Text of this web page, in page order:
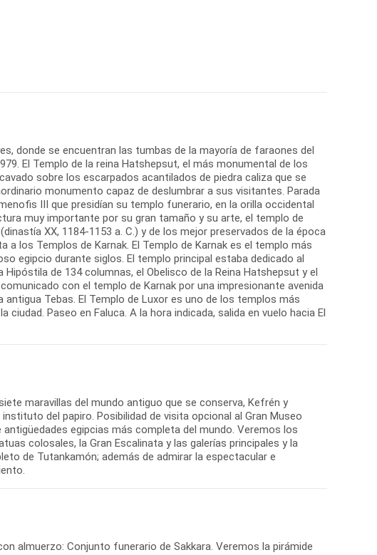
donde se encuentran las tumbas de la mayoría de faraones del
El Templo de la reina Hatshepsut, el más monumental de los
sobre los escarpados acantilados de piedra caliza que se
monumento capaz de deslumbrar a sus visitantes. Parada
III que presidían su templo funerario, en la orilla occidental
muy importante por su gran tamaño y su arte, el templo de
XX, 1184-1153 a. C.) y de los mejor preservados de la época
los Templos de Karnak. El Templo de Karnak es el templo más
egipcio durante siglos. El templo principal estaba dedicado al
de 134 columnas, el Obelisco de la Reina Hatshepsut y el
con el templo de Karnak por una impresionante avenida
Tebas. El Templo de Luxor es uno de los templos más
Paseo en Faluca. A la hora indicada, salida en vuelo hacia El
maravillas del mundo antiguo que se conserva, Kefrén y
del papiro. Posibilidad de visita opcional al Gran Museo
egipcias más completa del mundo. Veremos los
colosales, la Gran Escalinata y las galerías principales y la
de Tutankamón; además de admirar la espectacular e
almuerzo: Conjunto funerario de Sakkara. Veremos la pirámide